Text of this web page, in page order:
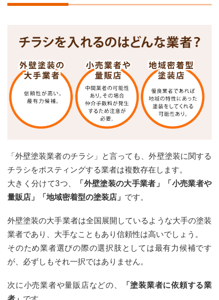
い
つか
の費
掲載
され
ない
チラ
た外
壁塗
者の
信頼
見極
め方
5.1
チラ
書か
れて
「外壁塗装業者のチラシ」と言っても、外壁塗装に関する
チラシをポスティングする業者は複数存在します。
大きく分けて3つ、
「外壁塗装の大手業者」「小売業者や
量販店」「地域密着型の塗装店」 です。
外壁塗装の大手業者は全国展開しているような大手の塗装
業者であり、大手なこともあり信頼性は高いでしょう。
そのため業者選びの際の選択肢としては最有力候補です
が、必ずしもそれ一択ではありません。
次に小売業者や量販店などの、
「塗装業者に依頼する業